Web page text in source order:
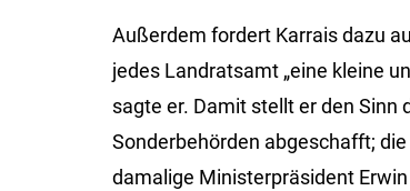
Außerdem fordert Karrais dazu
jedes Landratsamt „eine kleine
sagte er. Damit stellt er den
Sonderbehörden abgeschafft;
damalige Ministerpräsident